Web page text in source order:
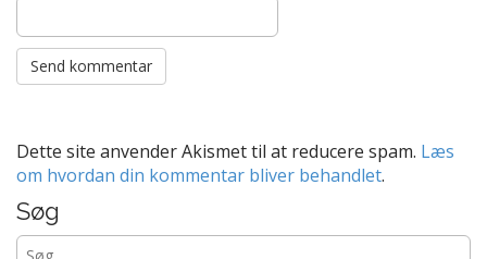
Dette site anvender Akismet til at reducere spam. Læs
om hvordan din kommentar bliver behandlet.
Søg
Søg